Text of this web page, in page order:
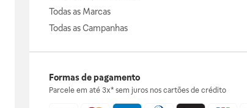
Todas as Marcas
Todas as Campanhas
Formas de pagamento
Parcele em até 3x* sem juros nos cartões de crédito